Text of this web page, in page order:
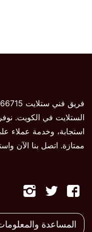
الستلايت في الكويت.
استجابة، وخدمة عملاء
ممتازة. اتصل بنا الآن
تابعنا
على
تابعنا
علىالمساعدة